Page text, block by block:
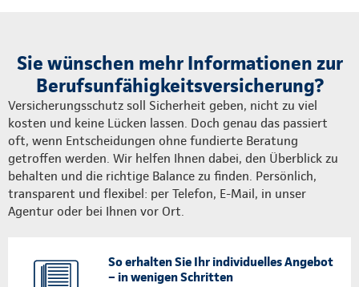
Sie wünschen mehr Informationen zur
Berufsunfähigkeitsversicherung?
Versicherungsschutz soll Sicherheit geben, nicht zu viel
kosten und keine Lücken lassen. Doch genau das passiert
oft, wenn Entscheidungen ohne fundierte Beratung
getroffen werden. Wir helfen Ihnen dabei, den Überblick zu
behalten und die richtige Balance zu finden. Persönlich,
transparent und flexibel: per Telefon, E-Mail, in unser
Agentur oder bei Ihnen vor Ort.
So erhalten Sie Ihr individuelles Angebot
– in wenigen Schritten